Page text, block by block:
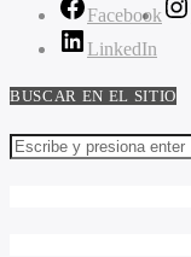
Facebook
LinkedIn
BUSCAR EN EL SITIO